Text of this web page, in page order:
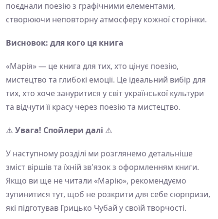
поєднали поезію з графічними елементами,
створюючи неповторну атмосферу кожної сторінки.
Висновок: для кого ця книга
«Марія» — це книга для тих, хто цінує поезію,
мистецтво та глибокі емоції. Це ідеальний вибір для
тих, хто хоче зануритися у світ української культури
та відчути її красу через поезію та мистецтво.
⚠️ Увага! Спойлери далі ⚠️
У наступному розділі ми розглянемо детальніше
зміст віршів та їхній зв'язок з оформленням книги.
Якщо ви ще не читали «Марію», рекомендуємо
зупинитися тут, щоб не розкрити для себе сюрпризи,
які підготував Грицько Чубай у своїй творчості.